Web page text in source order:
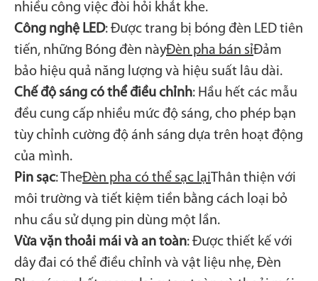
nhiều công việc đòi hỏi khắt khe.
Công nghệ LED: Được trang bị bóng đèn LED tiên
tiến, những Bóng đèn nàyĐèn pha bán sỉĐảm
bảo hiệu quả năng lượng và hiệu suất lâu dài.
Chế độ sáng có thể điều chỉnh: Hầu hết các mẫu
đều cung cấp nhiều mức độ sáng, cho phép bạn
tùy chỉnh cường độ ánh sáng dựa trên hoạt động
của mình.
Pin sạc: TheĐèn pha có thể sạc lại Thân thiện với
môi trường và tiết kiệm tiền bằng cách loại bỏ
nhu cầu sử dụng pin dùng một lần.
Vừa vặn thoải mái và an toàn: Được thiết kế với
dây đai có thể điều chỉnh và vật liệu nhẹ, Đèn